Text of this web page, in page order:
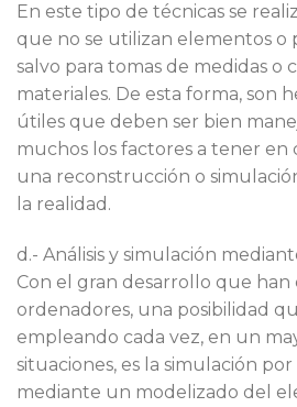
En este tipo de técnicas se
que no se utilizan elementos o
salvo para tomas de medidas o
materiales. De esta forma, son
útiles que deben ser bien
muchos los factores a tener en
una reconstrucción o
la realidad.
d.- Análisis y simulación
Con el gran desarrollo que
ordenadores, una posibilidad
empleando cada vez, en un
situaciones, es la simulación
mediante un modelizado del